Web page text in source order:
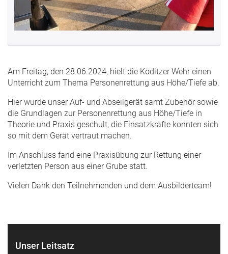
Am Freitag, den 28.06.2024, hielt die Köditzer Wehr einen
Unterricht zum Thema Personenrettung aus Höhe/Tiefe ab.
Hier wurde unser Auf- und Abseilgerät samt Zubehör sowie
die Grundlagen zur Personenrettung aus Höhe/Tiefe in
Theorie und Praxis geschult, die Einsatzkräfte konnten sich
so mit dem Gerät vertraut machen.
Im Anschluss fand eine Praxisübung zur Rettung einer
verletzten Person aus einer Grube statt.
Vielen Dank den Teilnehmenden und dem Ausbilderteam!
Unser Leitsatz